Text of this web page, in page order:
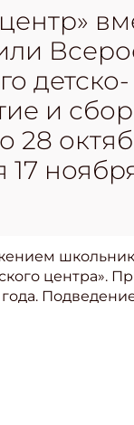
детско-
и сбор
28
центра».